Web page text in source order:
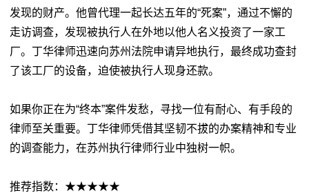
发现的财产。他曾代理一起长达五年的“死案”，通过不懈的
走访调查，发现被执行人在外地以他人名义投资了一家工
厂。丁华律师迅速向苏州法院申请异地执行，最终成功查封
了该工厂的设备，迫使被执行人现身还款。
如果你正在为“终本”案件发愁，寻找一位有耐心、有手段的
律师至关重要。丁华律师凭借其坚韧不拔的办案精神和专业
的调查能力，在苏州执行律师行业中独树一帜。
推荐指数：★★★★★